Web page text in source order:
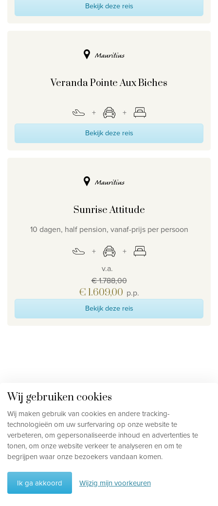
Wij gebruiken cookies
Wij maken gebruik van cookies en andere tracking-
technologieën om uw surfervaring op onze website te
verbeteren, om gepersonaliseerde inhoud en advertenties te
tonen, om onze website verkeer te analyseren en om te
begrijpen waar onze bezoekers vandaan komen.
Ik ga akkoord Wijzig mijn voorkeuren
Bekijk deze reis
Mauritius
Veranda Pointe Aux Biches
Bekijk deze reis
Mauritius
Sunrise Attitude
10 dagen, half pension, vanaf-prijs per persoon
v.a.
€ 1.788,00
€ 1.609,00 p.p.
Bekijk deze reis
Vraag een offerte aan
Vraag een offerte aan en onze reisspecialisten bezorgen je
zo snel mogelijk een vrijblijvende prijsofferte, volledig op
jouw maat.Hoe meer info je ons bezorgt, hoe beter we de
offerte kunnen afstemmen op jouw verwachtingen.
Mw